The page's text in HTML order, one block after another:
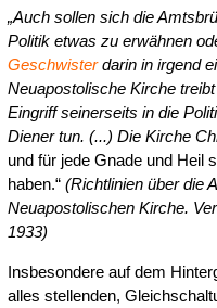
„Auch sollen sich die
Politik etwas zu erwähnen
Geschwisterdarin in irgend
Neuapostolische Kirche
Eingriff seinerseits in die
Diener tun. (...) Die Kirche
und für jede Gnade und Heil
haben.“(Richtlinien über die
Neuapostolischen Kirche.
1933)
Insbesondere auf dem
alles stellenden,